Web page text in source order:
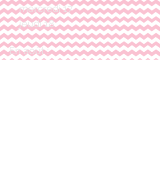
    mercredi 17
    jeudi 18
En août :